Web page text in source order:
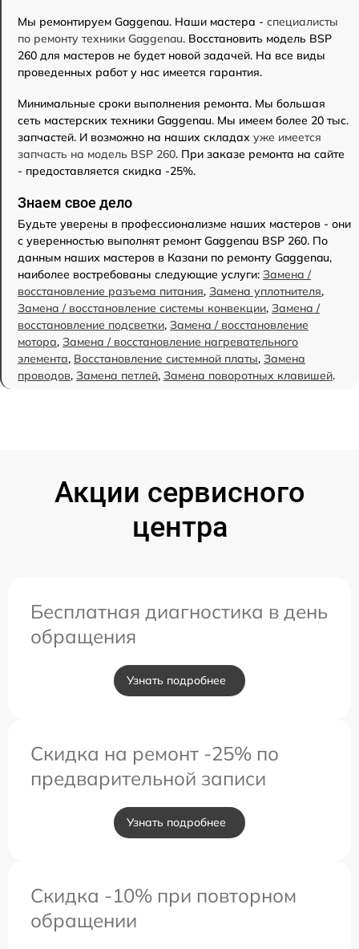
Мы ремонтируем Gaggenau. Наши мастера - специалисты
по ремонту техники Gaggenau. Восстановить модель BSP
260 для мастеров не будет новой задачей. На все виды
проведенных работ у нас имеется гарантия.
Минимальные сроки выполнения ремонта. Мы большая
сеть мастерских техники Gaggenau. Мы имеем более 20 тыс.
запчастей. И возможно на наших складах уже имеется
запчасть на модель BSP 260. При заказе ремонта на сайте
- предоставляется скидка -25%.
Знаем свое дело
Будьте уверены в профессионализме наших мастеров - они
с уверенностью выполнят ремонт Gaggenau BSP 260. По
данным наших мастеров в Казани по ремонту Gaggenau,
наиболее востребованы следующие услуги: Замена /
восстановление разъема питания, Замена уплотнителя,
Замена / восстановление системы конвекции, Замена /
восстановление подсветки, Замена / восстановление
мотора, Замена / восстановление нагревательного
элемента, Восстановление системной платы, Замена
проводов, Замена петлей, Замена поворотных клавишей.
Акции сервисного
центра
Бесплатная диагностика в день
обращения
Узнать подробнее
Скидка на ремонт -25% по
предварительной записи
Узнать подробнее
Скидка -10% при повторном
обращении